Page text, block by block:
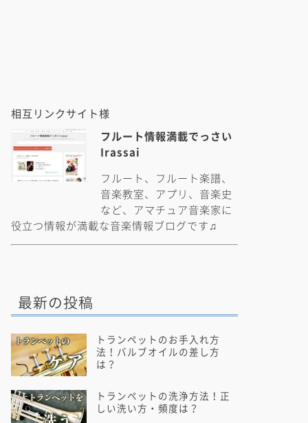
相互リンクサイト様
フルート情報満載でっさい
Irassai
フルート、フルート楽譜、
音楽教室、アプリ、音楽史
など、アマチュア音楽家に
役立つ情報が満載な音楽情報ブログです♫
最新の投稿
トランペットのお手入れ方
法！バルブオイルの差し方
は？
トランペットの洗浄方法！正
しい洗い方・頻度は？